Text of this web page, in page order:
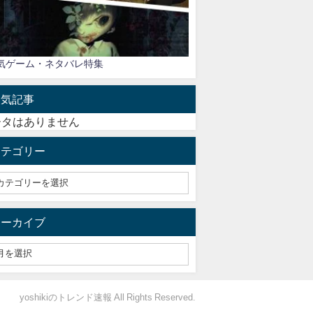
ゲーム・ネタバレ特集
記事
はありません
ゴリー
カイブ
yoshikiのトレンド速報 All Rights Reserved.